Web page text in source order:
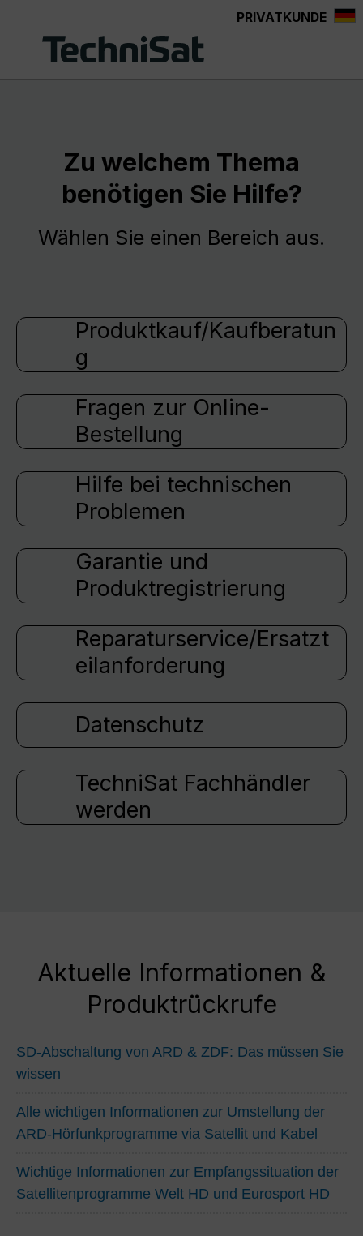
PRIVATKUNDE
Zu welchem Thema
benötigen Sie Hilfe?
Wählen Sie einen Bereich aus.
Produktkauf/Kaufberatun
g
Fragen zur Online-
Bestellung
Hilfe bei technischen
Problemen
Garantie und
Produktregistrierung
Reparaturservice/Ersatzt
eilanforderung
Datenschutz
TechniSat Fachhändler
werden
Aktuelle Informationen &
Produktrückrufe
SD-Abschaltung von ARD & ZDF: Das müssen Sie
wissen
Alle wichtigen Informationen zur Umstellung der
ARD-Hörfunkprogramme via Satellit und Kabel
Wichtige Informationen zur Empfangssituation der
Satellitenprogramme Welt HD und Eurosport HD